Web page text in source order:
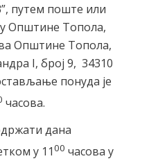
путем поште или
Општине Топола,
Општине Топола,
I, број 9, 34310
понуда је
часова.
дана
у 1100 часова у